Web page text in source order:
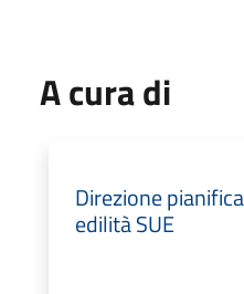
A cura di
Direzione
edilità SUE